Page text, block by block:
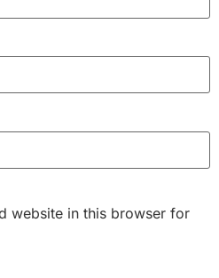
website in this browser for